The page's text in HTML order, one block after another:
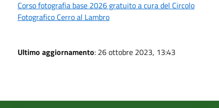
Corso fotografia base 2026 gratuito a cura del Circolo
Fotografico Cerro al Lambro
Ultimo aggiornamento: 26 ottobre 2023, 13:43